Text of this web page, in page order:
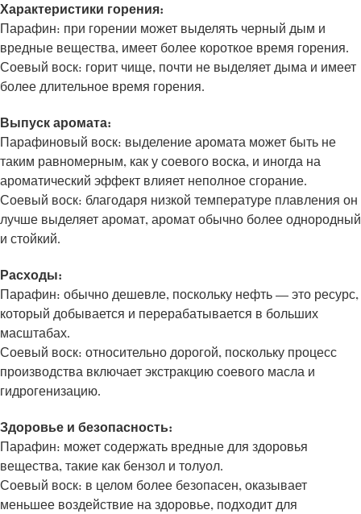
Характеристики горения:
Парафин: при горении может выделять черный дым и
вредные вещества, имеет более короткое время горения.
Соевый воск: горит чище, почти не выделяет дыма и имеет
более длительное время горения.
Выпуск аромата:
Парафиновый воск: выделение аромата может быть не
таким равномерным, как у соевого воска, и иногда на
ароматический эффект влияет неполное сгорание.
Соевый воск: благодаря низкой температуре плавления он
лучше выделяет аромат, аромат обычно более однородный
и стойкий.
Расходы:
Парафин: обычно дешевле, поскольку нефть — это ресурс,
который добывается и перерабатывается в больших
масштабах.
Соевый воск: относительно дорогой, поскольку процесс
производства включает экстракцию соевого масла и
гидрогенизацию.
Здоровье и безопасность:
Парафин: может содержать вредные для здоровья
вещества, такие как бензол и толуол.
Соевый воск: в целом более безопасен, оказывает
меньшее воздействие на здоровье, подходит для